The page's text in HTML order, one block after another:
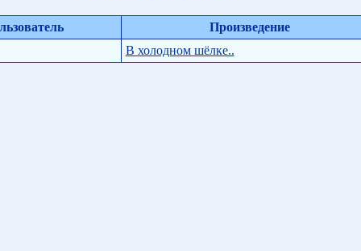
Произведение
В холодном шёлке..